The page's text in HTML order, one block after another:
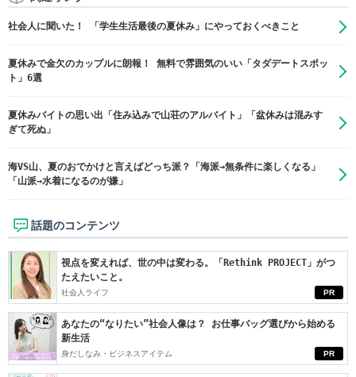
社会人に聞いた！ 「学生生活最後の夏休み」にやっておくべきこと
夏休みで金欠のカップルに朗報！ 無料で雰囲気のいい「タダデートスポッ
ト」6選
夏休みバイトの思い出「住み込みで山荘のアルバイト」「盆休みは混みす
ぎて死ぬ」
海VS山、夏のおでかけと言えばどっち派？「海派→無条件に楽しくなる」
「山派→水着になるのが嫌」
話題のコンテンツ
PR
視点を変えれば、世の中は変わる。「Rethink PROJECT」がつ
たえたいこと。
社会人ライフ
PR
あなたの“なりたい”社会人像は？ お仕事バッグ選びから始める
新生活
身だしなみ・ビジネスアイテム